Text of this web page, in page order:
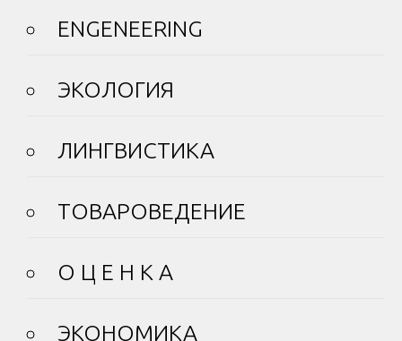
ENGENEERING
ЭКОЛОГИЯ
ЛИНГВИСТИКА
ТОВАРОВЕДЕНИЕ
О Ц Е Н К А
ЭКОНОМИКА